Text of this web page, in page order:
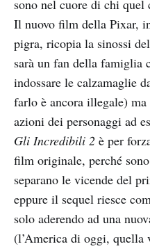
sono nel cuore di chi quel
Il nuovo film della Pixar,
pigra, ricopia la sinossi
sarà un fan della famiglia
indossare le calzamaglie
farlo è ancora illegale) ma
azioni dei personaggi ad
Gli Incredibili 2 è per
film originale, perché
separano le vicende del
eppure il sequel riesce
solo aderendo ad una
(l’America di oggi, quella